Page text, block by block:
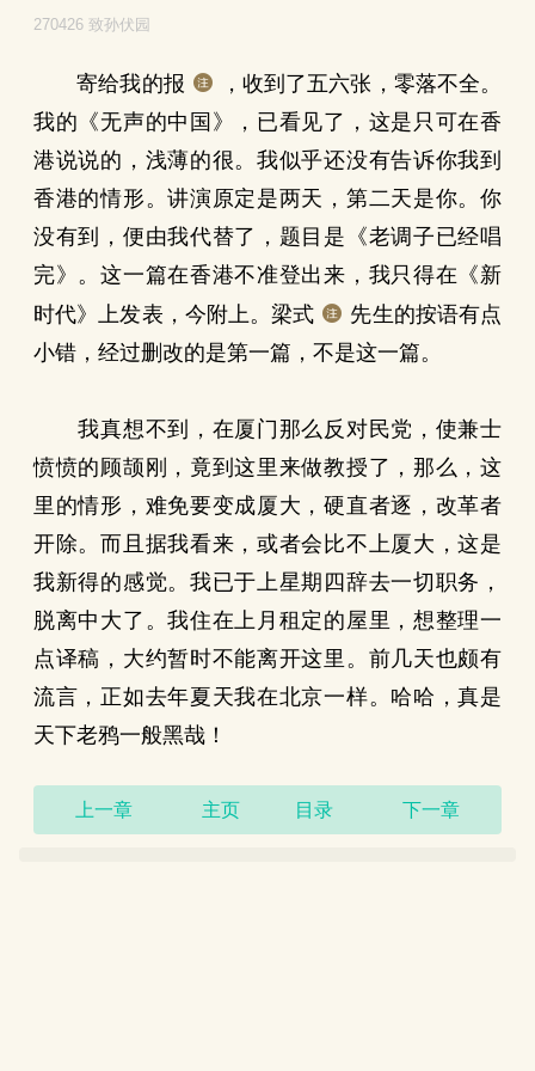
270426 致孙伏园
寄给我的报
，收到了五六张，零落不全。
我的《无声的中国》，已看见了，这是只可在香
港说说的，浅薄的很。我似乎还没有告诉你我到
香港的情形。讲演原定是两天，第二天是你。你
没有到，便由我代替了，题目是《老调子已经唱
完》。这一篇在香港不准登出来，我只得在《新
时代》上发表，今附上。梁式
先生的按语有点
小错，经过删改的是第一篇，不是这一篇。
我真想不到，在厦门那么反对民党，使兼士
愤愤的顾颉刚，竟到这里来做教授了，那么，这
里的情形，难免要变成厦大，硬直者逐，改革者
开除。而且据我看来，或者会比不上厦大，这是
我新得的感觉。我已于上星期四辞去一切职务，
脱离中大了。我住在上月租定的屋里，想整理一
点译稿，大约暂时不能离开这里。前几天也颇有
流言，正如去年夏天我在北京一样。哈哈，真是
天下老鸦一般黑哉！
上一章 主页 目录 下一章